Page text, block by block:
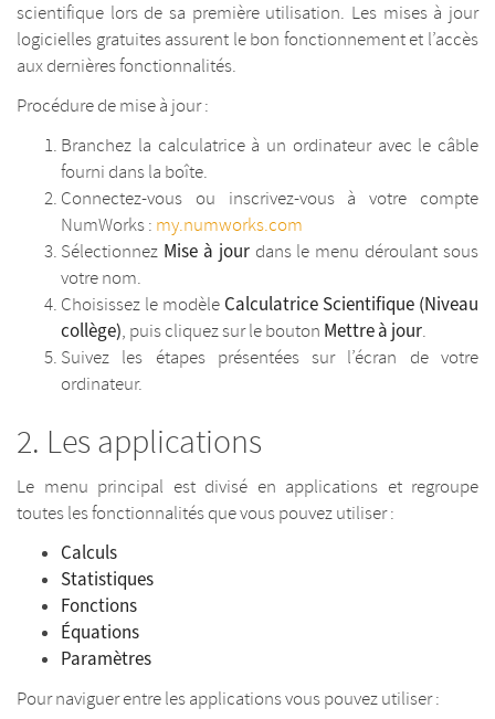
scientifique lors de sa première utilisation. Les mises à jour
logicielles gratuites assurent le bon fonctionnement et l’accès
aux dernières fonctionnalités.
Procédure de mise à jour :
Branchez la calculatrice à un ordinateur avec le câble
fourni dans la boîte.
Connectez-vous ou inscrivez-vous à votre compte
NumWorks : my.numworks.com
Sélectionnez Mise à jourdans le menu déroulant sous
votre nom.
Choisissez le modèle Calculatrice Scientifique (Niveau
collège), puis cliquez sur le bouton Mettre à jour.
Suivez les étapes présentées sur l’écran de votre
ordinateur.
Les applications
Le menu principal est divisé en applications et regroupe
toutes les fonctionnalités que vous pouvez utiliser :
Calculs
Statistiques
Fonctions
Équations
Paramètres
Pour naviguer entre les applications vous pouvez utiliser :